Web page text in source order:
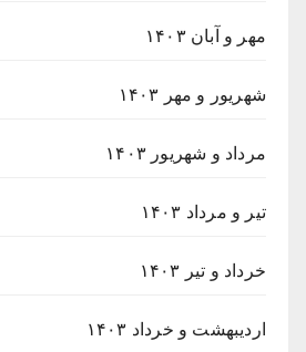
مهر و آبان ۱۴۰۳
شهریور و مهر ۱۴۰۳
مرداد و شهریور ۱۴۰۳
تیر و مرداد ۱۴۰۳
خرداد و تیر ۱۴۰۳
اردیبهشت و خرداد ۱۴۰۳